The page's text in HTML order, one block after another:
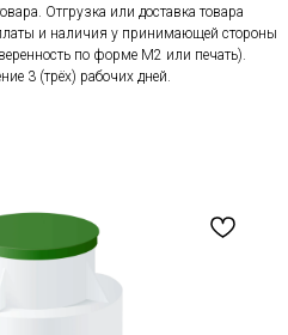
Отгрузка или доставка товара
и наличия у принимающей стороны
по форме М2 или печать).
3 (трёх) рабочих дней.